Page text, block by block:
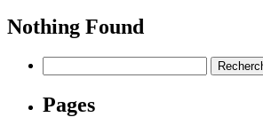
Nothing Found
Pages